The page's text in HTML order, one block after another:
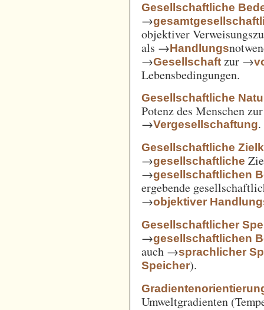
Gesellschaftliche
→
objektiver
als →Handlungs
→Gesellschaft zur →
Lebensbedingungen.
Gesellschaftliche
Potenz des Menschen
→Vergesellschaftung.
Gesellschaftliche
→gesellschaftliche
→gesellschaftlichen
ergebende
→objektiver
Gesellschaftlicher
→gesellschaftlichen
auch →sprachlicher
Speicher).
Umweltgradienten